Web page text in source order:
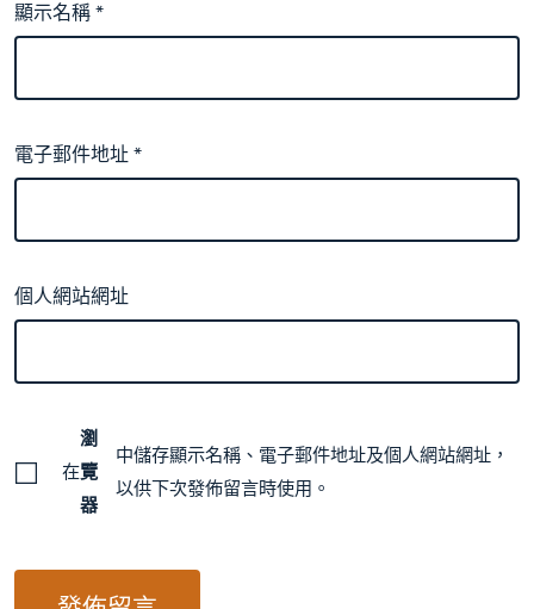
顯示名稱*
電子郵件地址*
個人網站網址
在
瀏
覽
器
中儲存顯示名稱、電子郵件地址及個人網站網址，
以供下次發佈留言時使用。